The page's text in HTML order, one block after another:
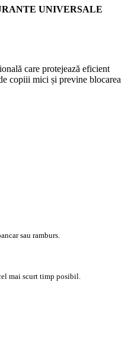
UNIVERSALE
care protejează eficient
copiii mici și previne blocarea
sau ramburs.
mai scurt timp posibil.